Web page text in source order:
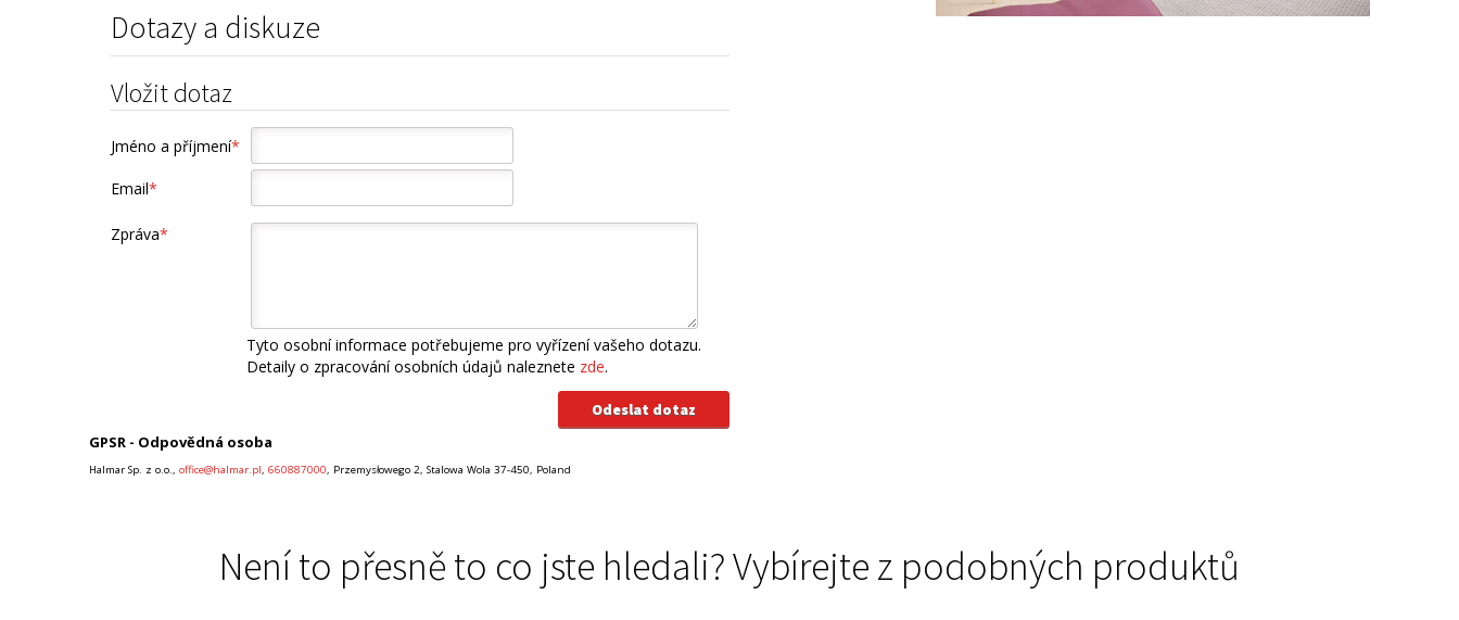
Dotazy a diskuze
Vložit dotaz
Jméno a příjmení*
Email*
Zpráva*
Tyto osobní informace potřebujeme pro vyřízení vašeho dotazu.
Detaily o zpracování osobních údajů naleznete zde.
GPSR - Odpovědná osoba
Halmar Sp. z o.o., office@halmar.pl, 660887000, Przemysłowego 2, Stalowa Wola 37-450, Poland
Není to přesně to co jste hledali? Vybírejte z podobných produktů